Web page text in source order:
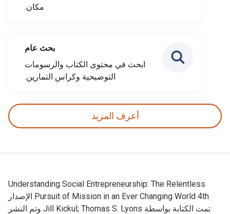
مكان.
بحث عام
ابحث في محتوى الكتاب والرسومات
التوضيحية وكراس التمارين.
أعرف المزيد
Understanding Social Entrepreneurship: The Relentless
Pursuit of Mission in an Ever Changing World 4th الإصدار
تمت الكتابة بواسطة Jill Kickul; Thomas S. Lyons وتم النشر